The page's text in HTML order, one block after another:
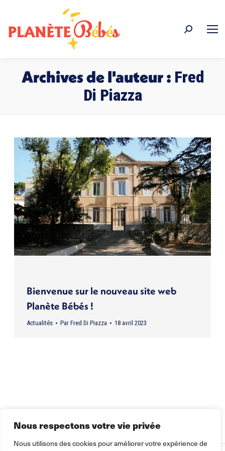
Nous respectons votre vie privée
Nous utilisons des cookies pour améliorer votre expérience de
Recherche
Archives de l'auteur : Fred
Di Piazza
Bienvenue sur le nouveau site web
Planète Bébés !
Actualités Par Fred Di Piazza 18 avril 2023